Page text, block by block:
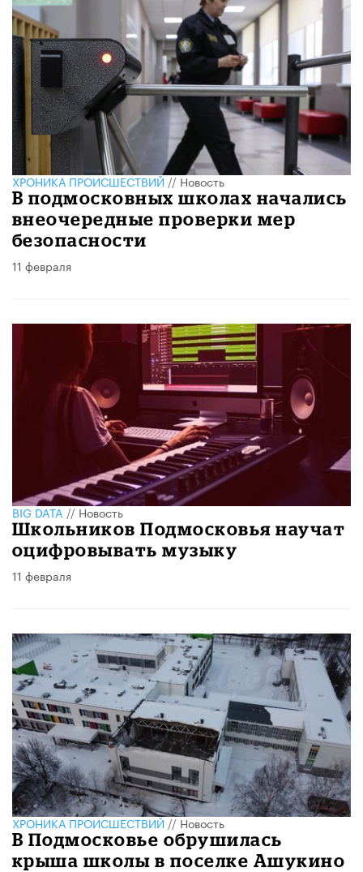
ХРОНИКА ПРОИСШЕСТВИЙ//Новость
​В подмосковных школах начались
внеочередные проверки мер
безопасности
11 февраля
BIG DATA//Новость
​Школьников Подмосковья научат
оцифровывать музыку
11 февраля
ХРОНИКА ПРОИСШЕСТВИЙ//Новость
В Подмосковье обрушилась
крыша школы в поселке Ашукино